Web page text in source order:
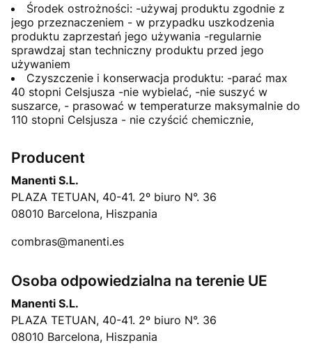
Środek ostrożności: -używaj produktu zgodnie z
jego przeznaczeniem - w przypadku uszkodzenia
produktu zaprzestań jego używania -regularnie
sprawdzaj stan techniczny produktu przed jego
używaniem
Czyszczenie i konserwacja produktu: -parać max
40 stopni Celsjusza -nie wybielać, -nie suszyć w
suszarce, - prasować w temperaturze maksymalnie do
110 stopni Celsjusza - nie czyścić chemicznie,
Producent
Manenti S.L.
PLAZA TETUAN, 40-41. 2º biuro N°. 36
08010 Barcelona, Hiszpania
combras@manenti.es
Osoba odpowiedzialna na terenie UE
Manenti S.L.
PLAZA TETUAN, 40-41. 2º biuro N°. 36
08010 Barcelona, Hiszpania